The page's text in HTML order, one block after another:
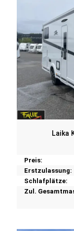
Laika
Preis:
Erstzulassung:
Schlafplätze:
Zul.